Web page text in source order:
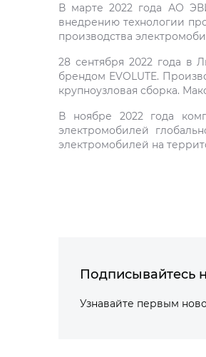
В марте 2022 года АО
внедрению технологии
производства
28 сентября 2022 года в
брендом EVOLUTE.
крупноузловая сборка.
В ноябре 2022 года
электромобилей
электромобилей на
Подписывайтесь
Узнавайте первым